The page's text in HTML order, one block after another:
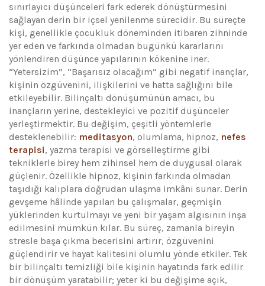
sınırlayıcı düşünceleri fark ederek dönüştürmesini
sağlayan derin bir içsel yenilenme sürecidir. Bu süreçte
kişi, genellikle çocukluk döneminden itibaren zihninde
yer eden ve farkında olmadan bugünkü kararlarını
yönlendiren düşünce yapılarının kökenine iner.
“Yetersizim”, “Başarısız olacağım” gibi negatif inançlar,
kişinin özgüvenini, ilişkilerini ve hatta sağlığını bile
etkileyebilir. Bilinçaltı dönüşümünün amacı, bu
inançların yerine, destekleyici ve pozitif düşünceler
yerleştirmektir. Bu değişim, çeşitli yöntemlerle
desteklenebilir: meditasyon, olumlama, hipnoz, nefes
terapisi, yazma terapisi ve görselleştirme gibi
tekniklerle birey hem zihinsel hem de duygusal olarak
güçlenir. Özellikle hipnoz, kişinin farkında olmadan
taşıdığı kalıplara doğrudan ulaşma imkânı sunar. Derin
gevşeme hâlinde yapılan bu çalışmalar, geçmişin
yüklerinden kurtulmayı ve yeni bir yaşam algısının inşa
edilmesini mümkün kılar. Bu süreç, zamanla bireyin
stresle başa çıkma becerisini artırır, özgüvenini
güçlendirir ve hayat kalitesini olumlu yönde etkiler. Tek
bir bilinçaltı temizliği bile kişinin hayatında fark edilir
bir dönüşüm yaratabilir; yeter ki bu değişime açık,